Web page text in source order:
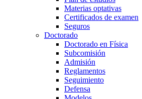
Materias optativas
Certificados de examen
Seguros
Doctorado
Doctorado en Física
Subcomisión
Admisión
Reglamentos
Seguimiento
Defensa